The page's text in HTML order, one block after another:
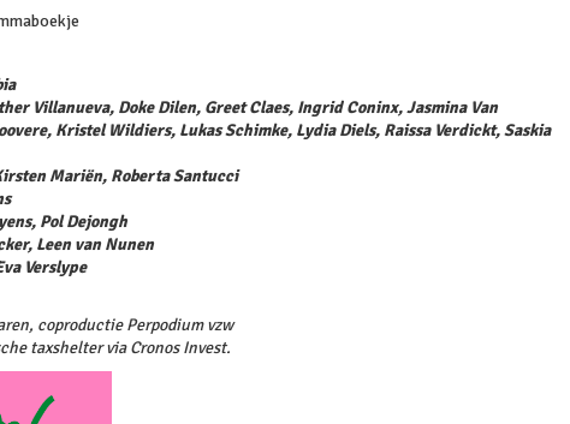
Villanueva, Doke Dilen, Greet Claes, Ingrid Coninx, Jasmina Van
Kristel Wildiers, Lukas Schimke, Lydia Diels, Raissa Verdickt, Saskia
Mariën, Roberta Santucci
Pol Dejongh
Leen van Nunen
Verslype
coproductie Perpodium vzw
taxshelter via Cronos Invest.